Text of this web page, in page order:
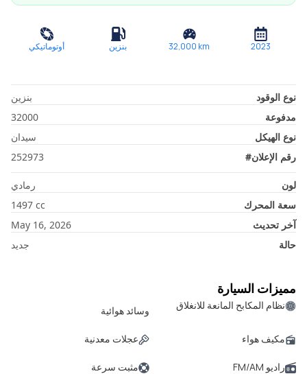
2023
32,000 km بنزين أوتوماتيكي
نوع الوقود
بنزين
مدفوعة
32000
نوع الهيكل
سيدان
رقم الإعلان#
252973
لون
رمادي
سعة المحرك
1497 cc
آخر تحديث
May 16, 2026
حالة
جديد
مميزات السيارة
نظام المكابح المانعة للانغلاق وسائد هوائية
مكيف هواء عجلات معدنية
راديو FM/AM مثبت سرعة